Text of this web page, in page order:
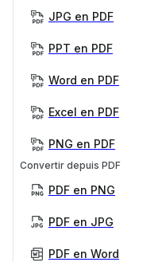
JPG en PDF
PPT en PDF
Word en PDF
Excel en PDF
PNG en PDF
Convertir depuis PDF
PDF en PNG
PDF en JPG
PDF en Word